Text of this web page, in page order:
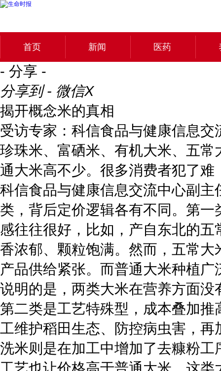
首页 新闻 医药
- 分享 -
分享到 - 微信X
揭开概念米的真相
受访专家：科信食品与健康信息
珍珠米、富硒米、有机大米、五
通大米高不少。很多消费者犯了
科信食品与健康信息交流中心副
类，背后定价逻辑各有不同。第一
感往往很好，比如，产自东北的
香浓郁、颗粒饱满。然而，五常
产品供给紧张。而普通大米种植
说明的是，两类大米在营养方面没
第二类是工艺特殊型，成本叠加
工维护稻田生态、防控病虫害，
洗米则是在加工中增加了去糠粉